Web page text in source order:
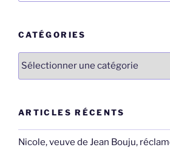
CATÉGORIES
ARTICLES RÉCENTS
Nicole, veuve de Jean Bouju,